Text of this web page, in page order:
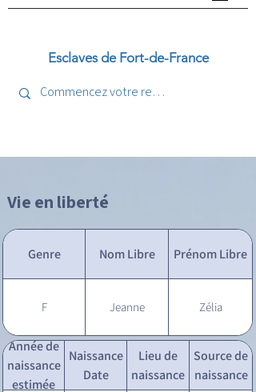
Esclaves de Fort-de-France
Vie en liberté
Genre Nom Libre Prénom Libre
F Jeanne Zélia
Année de
naissance
estimée
Naissance
Date
Lieu de
naissance
Source de
naissance